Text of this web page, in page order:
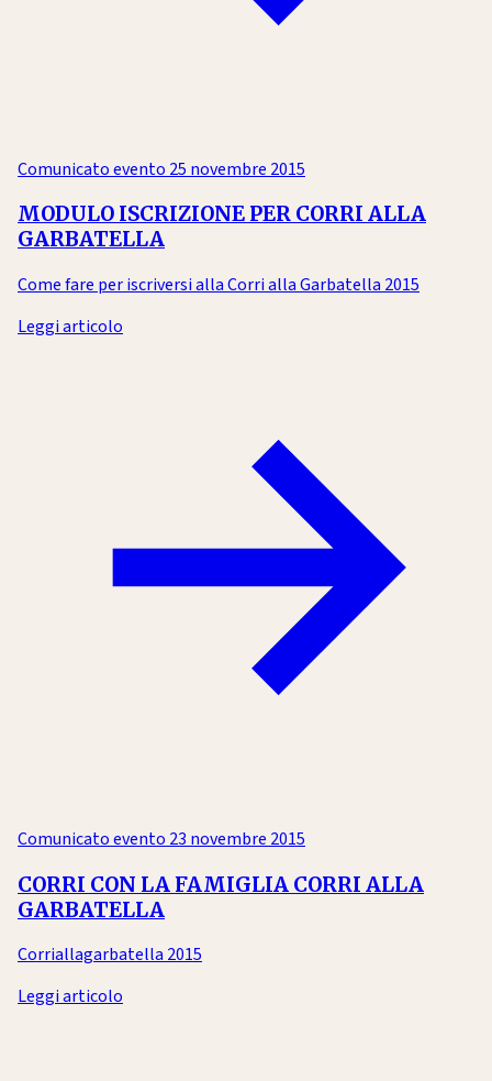
Comunicato evento 25 novembre 2015
MODULO ISCRIZIONE PER CORRI ALLA
GARBATELLA
Come fare per iscriversi alla Corri alla Garbatella 2015
Leggi articolo
Comunicato evento 23 novembre 2015
CORRI CON LA FAMIGLIA CORRI ALLA
GARBATELLA
Corriallagarbatella 2015
Leggi articolo